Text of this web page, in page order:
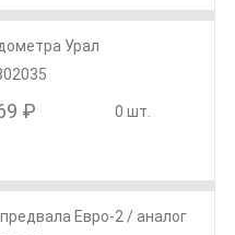
Урал
₽ 0 шт.
Евро-2 / аналог